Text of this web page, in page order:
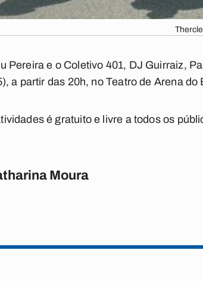
Pereira e o Coletivo 401, DJ Guirraiz,
a partir das 20h, no Teatro de Arena
é gratuito e livre a todos os
Moura